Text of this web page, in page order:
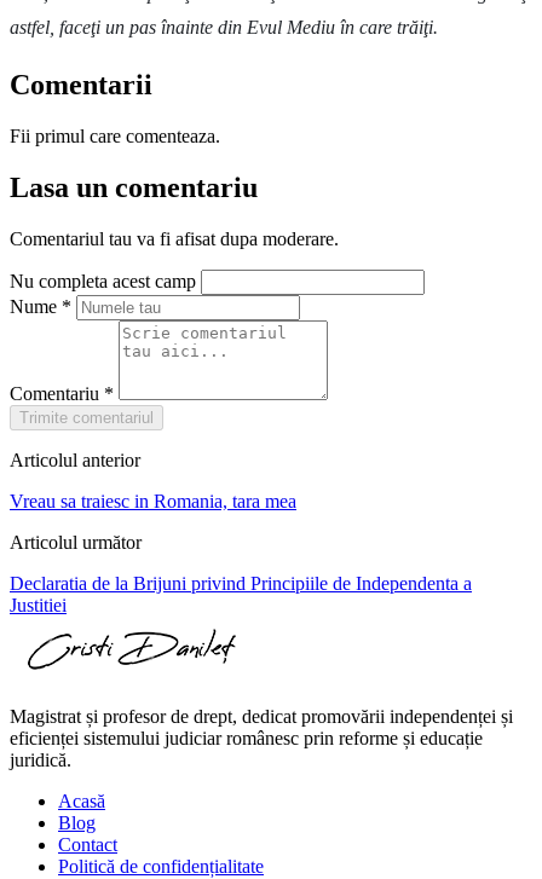
astfel, faceţi un pas înainte din Evul Mediu în care trăiţi.
Comentarii
Fii primul care comenteaza.
Lasa un comentariu
Comentariul tau va fi afisat dupa moderare.
Nu completa acest camp
Nume *
Comentariu *
Trimite comentariul
Articolul anterior
Vreau sa traiesc in Romania, tara mea
Articolul următor
Declaratia de la Brijuni privind Principiile de Independenta a
Justitiei
Magistrat și profesor de drept, dedicat promovării independenței și
eficienței sistemului judiciar românesc prin reforme și educație
juridică.
Acasă
Blog
Contact
Politică de confidențialitate